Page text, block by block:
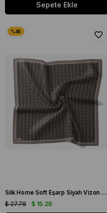
Sepete Ekle
Silk Home Soft Eşarp Siyah Vizon Geometrik Desen
$ 15.28
$ 27.78